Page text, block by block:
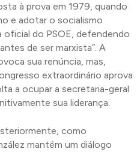
à prova em 1979, quando
e adotar o socialismo
do PSOE, defendendo
de ser marxista”. A
sua renúncia, mas,
extraordinário aprova
a ocupar a secretaria-geral
sua liderança.
como
mantém um diálogo